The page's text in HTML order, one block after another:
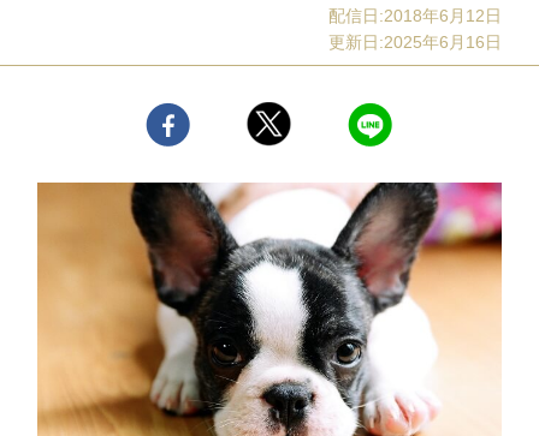
配信日:2018年6月12日
更新日:2025年6月16日